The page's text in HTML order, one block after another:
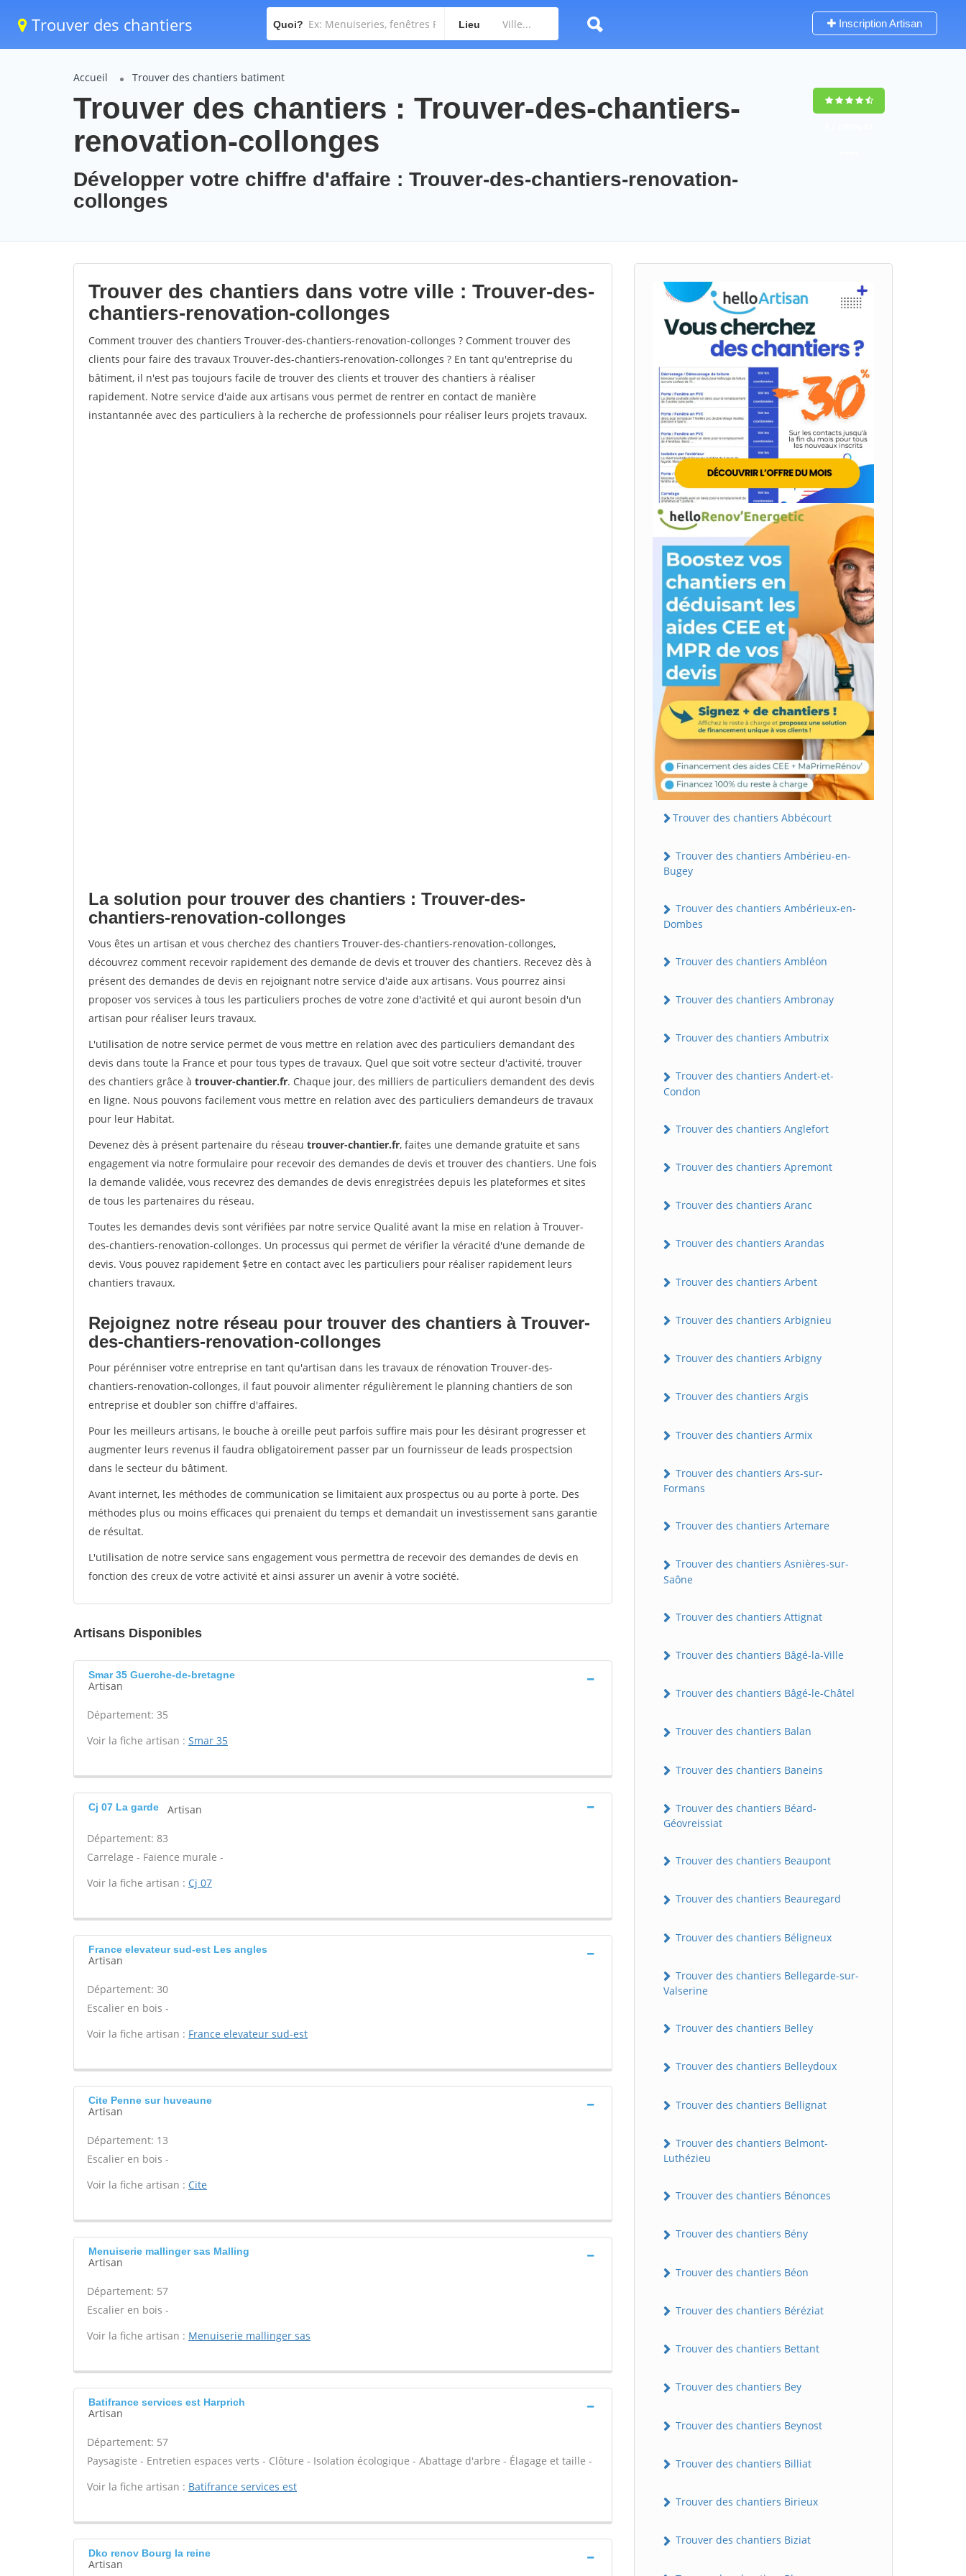
Trouver des chantiers Quoi? Lieu Inscription Artisan
Accueil Trouver des chantiers batiment
Trouver des chantiers : Trouver-des-chantiers-
renovation-collonges
Développer votre chiffre d'affaire : Trouver-des-chantiers-renovation-
collonges
Trouver des chantiers dans votre ville : Trouver-des-
chantiers-renovation-collonges
Comment trouver des chantiers Trouver-des-chantiers-renovation-collonges ? Comment trouver des
clients pour faire des travaux Trouver-des-chantiers-renovation-collonges ? En tant qu'entreprise du
bâtiment, il n'est pas toujours facile de trouver des clients et trouver des chantiers à réaliser
rapidement. Notre service d'aide aux artisans vous permet de rentrer en contact de manière
instantannée avec des particuliers à la recherche de professionnels pour réaliser leurs projets travaux.
La solution pour trouver des chantiers : Trouver-des-
chantiers-renovation-collonges
Vous êtes un artisan et vous cherchez des chantiers Trouver-des-chantiers-renovation-collonges,
découvrez comment recevoir rapidement des demande de devis et trouver des chantiers. Recevez dès à
présent des demandes de devis en rejoignant notre service d'aide aux artisans. Vous pourrez ainsi
proposer vos services à tous les particuliers proches de votre zone d'activité et qui auront besoin d'un
artisan pour réaliser leurs travaux.
L'utilisation de notre service permet de vous mettre en relation avec des particuliers demandant des
devis dans toute la France et pour tous types de travaux. Quel que soit votre secteur d'activité, trouver
des chantiers grâce à trouver-chantier.fr. Chaque jour, des milliers de particuliers demandent des devis
en ligne. Nous pouvons facilement vous mettre en relation avec des particuliers demandeurs de travaux
pour leur Habitat.
Devenez dès à présent partenaire du réseau trouver-chantier.fr, faites une demande gratuite et sans
engagement via notre formulaire pour recevoir des demandes de devis et trouver des chantiers. Une fois
la demande validée, vous recevrez des demandes de devis enregistrées depuis les plateformes et sites
de tous les partenaires du réseau.
Toutes les demandes devis sont vérifiées par notre service Qualité avant la mise en relation à Trouver-
des-chantiers-renovation-collonges. Un processus qui permet de vérifier la véracité d'une demande de
devis. Vous pouvez rapidement $etre en contact avec les particuliers pour réaliser rapidement leurs
chantiers travaux.
Rejoignez notre réseau pour trouver des chantiers à Trouver-
des-chantiers-renovation-collonges
Pour pérénniser votre entreprise en tant qu'artisan dans les travaux de rénovation Trouver-des-
chantiers-renovation-collonges, il faut pouvoir alimenter régulièrement le planning chantiers de son
entreprise et doubler son chiffre d'affaires.
Pour les meilleurs artisans, le bouche à oreille peut parfois suffire mais pour les désirant progresser et
augmenter leurs revenus il faudra obligatoirement passer par un fournisseur de leads prospectsion
dans le secteur du bâtiment.
Avant internet, les méthodes de communication se limitaient aux prospectus ou au porte à porte. Des
méthodes plus ou moins efficaces qui prenaient du temps et demandait un investissement sans garantie
de résultat.
L'utilisation de notre service sans engagement vous permettra de recevoir des demandes de devis en
fonction des creux de votre activité et ainsi assurer un avenir à votre société.
Artisans Disponibles
Smar 35 Guerche-de-bretagne
Artisan
Département: 35
Voir la fiche artisan : Smar 35
Cj 07 La garde Artisan
Département: 83
Carrelage - Faïence murale -
Voir la fiche artisan : Cj 07
France elevateur sud-est Les angles
Artisan
Département: 30
Escalier en bois -
Voir la fiche artisan : France elevateur sud-est
Cite Penne sur huveaune
Artisan
Département: 13
Escalier en bois -
Voir la fiche artisan : Cite
Menuiserie mallinger sas Malling
Artisan
Département: 57
Escalier en bois -
Voir la fiche artisan : Menuiserie mallinger sas
Batifrance services est Harprich
Artisan
Département: 57
Paysagiste - Entretien espaces verts - Clôture - Isolation écologique - Abattage d'arbre - Élagage et taille -
Voir la fiche artisan : Batifrance services est
Dko renov Bourg la reine
Artisan
Trouver des chantiers Abbécourt
Trouver des chantiers Ambérieu-en-
Bugey
Trouver des chantiers Ambérieux-en-
Dombes
Trouver des chantiers Ambléon
Trouver des chantiers Ambronay
Trouver des chantiers Ambutrix
Trouver des chantiers Andert-et-
Condon
Trouver des chantiers Anglefort
Trouver des chantiers Apremont
Trouver des chantiers Aranc
Trouver des chantiers Arandas
Trouver des chantiers Arbent
Trouver des chantiers Arbignieu
Trouver des chantiers Arbigny
Trouver des chantiers Argis
Trouver des chantiers Armix
Trouver des chantiers Ars-sur-
Formans
Trouver des chantiers Artemare
Trouver des chantiers Asnières-sur-
Saône
Trouver des chantiers Attignat
Trouver des chantiers Bâgé-la-Ville
Trouver des chantiers Bâgé-le-Châtel
Trouver des chantiers Balan
Trouver des chantiers Baneins
Trouver des chantiers Béard-
Géovreissiat
Trouver des chantiers Beaupont
Trouver des chantiers Beauregard
Trouver des chantiers Béligneux
Trouver des chantiers Bellegarde-sur-
Valserine
Trouver des chantiers Belley
Trouver des chantiers Belleydoux
Trouver des chantiers Bellignat
Trouver des chantiers Belmont-
Luthézieu
Trouver des chantiers Bénonces
Trouver des chantiers Bény
Trouver des chantiers Béon
Trouver des chantiers Béréziat
Trouver des chantiers Bettant
Trouver des chantiers Bey
Trouver des chantiers Beynost
Trouver des chantiers Billiat
Trouver des chantiers Birieux
Trouver des chantiers Biziat